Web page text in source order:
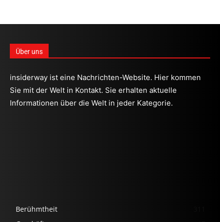
Über uns
insiderway ist eine Nachrichten-Website. Hier kommen
Sie mit der Welt in Kontakt. Sie erhalten aktuelle
Informationen über die Welt in jeder Kategorie.
Berühmtheit